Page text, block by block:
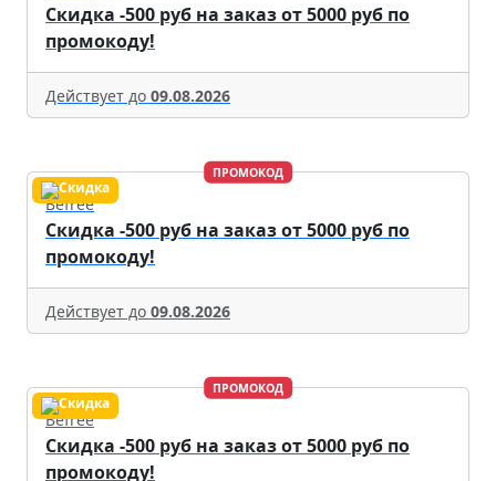
Скидка -500 руб на заказ от 5000 руб по
промокоду!
Действует до 09.08.2026
ПРОМОКОД
Befree
Скидка -500 руб на заказ от 5000 руб по
промокоду!
Действует до 09.08.2026
ПРОМОКОД
Befree
Скидка -500 руб на заказ от 5000 руб по
промокоду!